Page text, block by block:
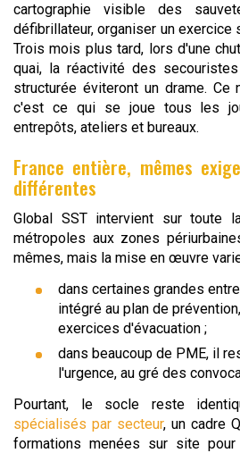
cartographie visible des
défibrillateur, organiser un exercice
Trois mois plus tard, lors d'une
quai, la réactivité des
structurée éviteront un drame.
c'est ce qui se joue tous les
entrepôts, ateliers et bureaux.
France entière, mêmes
différentes
Global SST intervient sur toute
métropoles aux zones
mêmes, mais la mise en œuvre
dans certaines grandes
intégré au plan de
exercices d'évacuation ;
dans beaucoup de PME, il
l'urgence, au gré des
Pourtant, le socle reste
spécialisés par secteur, un cadre
formations menées sur site